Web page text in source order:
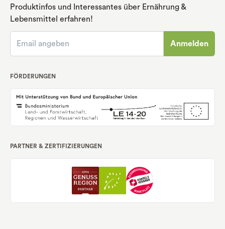
Produktinfos und Interessantes über Ernährung &
Lebensmittel erfahren!
Anmelden
FÖRDERUNGEN
PARTNER & ZERTIFIZIERUNGEN